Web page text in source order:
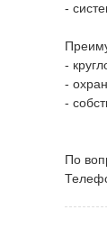
-
-
-
-
По